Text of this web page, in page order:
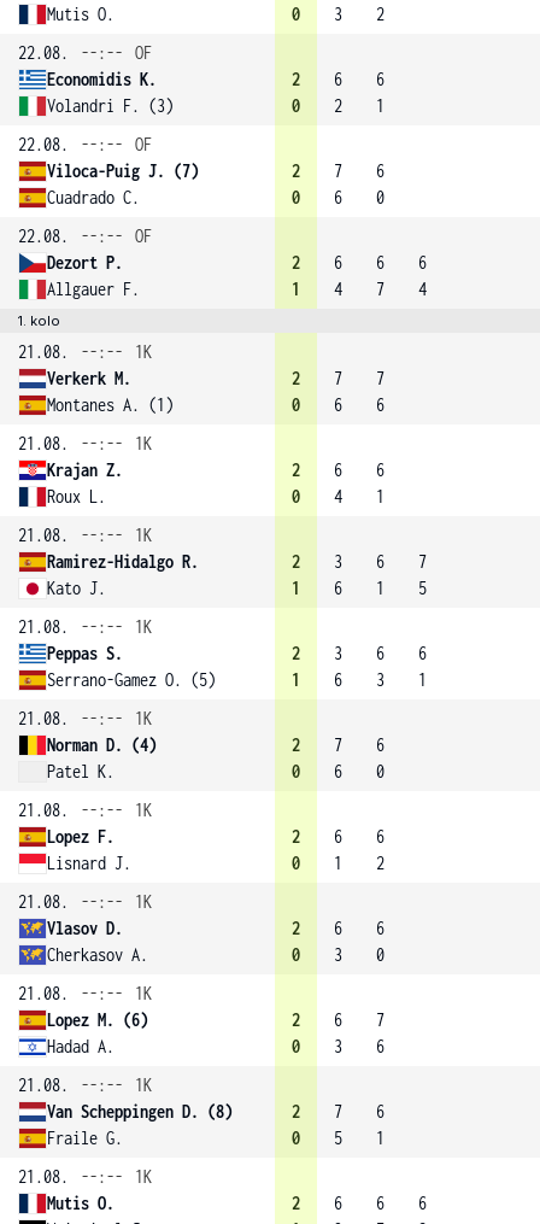
Mutis O.
0
3
2
22.08.
--:--
OF
Economidis K.
Volandri F. (3)
2
0
6
2
6
1
22.08.
--:--
OF
Viloca-Puig J. (7)
Cuadrado C.
2
0
7
6
6
0
22.08.
--:--
OF
Dezort P.
Allgauer F.
2
1
6
4
6
7
6
4
1. kolo
21.08. --:--
1K
Verkerk M.
Montanes A. (1)
2
0
7
6
7
6
21.08.
--:--
1K
Krajan Z.
Roux L.
2
0
6
4
6
1
21.08.
--:--
1K
Ramirez-Hidalgo R.
Kato J.
2
1
3
6
6
1
7
5
21.08.
--:--
1K
Peppas S.
Serrano-Gamez O. (5)
2
1
3
6
6
3
6
1
21.08.
--:--
1K
Norman D. (4)
Patel K.
2
0
7
6
6
0
21.08.
--:--
1K
Lopez F.
Lisnard J.
2
0
6
1
6
2
21.08.
--:--
1K
Vlasov D.
Cherkasov A.
2
0
6
3
6
0
21.08.
--:--
1K
Lopez M. (6)
Hadad A.
2
0
6
3
7
6
21.08.
--:--
1K
Van Scheppingen D. (8)
Fraile G.
2
0
7
5
6
1
21.08.
--:--
1K
Mutis O.
2
6
6
6